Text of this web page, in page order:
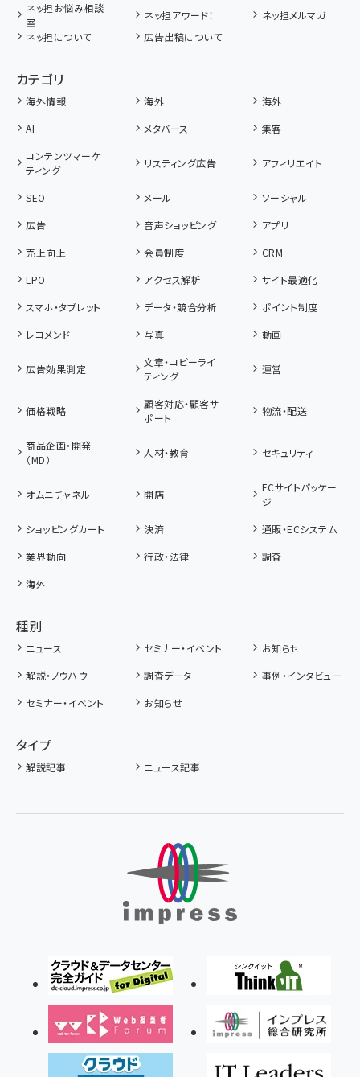
ネッ担お悩み相談
室
ネッ担アワード！
ネッ担メルマガ
ネッ担について
広告出稿について
カテゴリ
海外情報 海外
海外
AI
メタバース
集客
コンテンツマーケ
ティング
リスティング広告 アフィリエイト
SEO メール
ソーシャル
広告
音声ショッピング
アプリ
売上向上
会員制度
CRM
LPO
アクセス解析
サイト最適化
スマホ・タブレット
データ・競合分析
ポイント制度
レコメンド
写真 動画
広告効果測定
文章・コピーライ
ティング
運営
価格戦略
顧客対応・顧客サ
ポート
物流・配送
商品企画・開発
（MD）
人材・教育 セキュリティ
オムニチャネル 開店
ECサイトパッケー
ジ
ショッピングカート
決済
通販・ECシステム
業界動向
行政・法律
調査
海外
種別
ニュース セミナー・イベント
お知らせ
解説・ノウハウ
調査データ
事例・インタビュー
セミナー・イベント
お知らせ
タイプ
解説記事 ニュース記事